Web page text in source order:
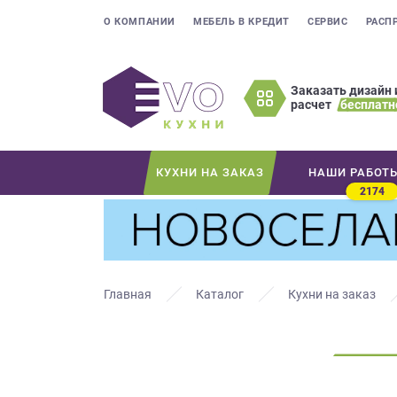
О КОМПАНИИ МЕБЕЛЬ В КРЕДИТ СЕРВИС
Заказать дизайн
расчет
КУХНИ НА ЗАКАЗ НАШИ
2174
Главная Каталог Кухни на заказ
ваши